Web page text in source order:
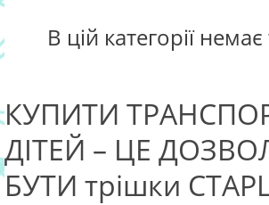
В цій категорії
КУПИТИ
ДІТЕЙ – ЦЕ
БУТИ трішки